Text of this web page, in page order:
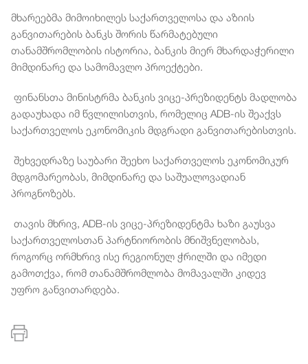
მხარეებმა მიმოიხილეს საქართველოსა და აზიის
განვითარების ბანკს შორის წარმატებული
თანამშრომლობის ისტორია, ბანკის მიერ მხარდაჭერილი
მიმდინარე და სამომავლო პროექტები.
ფინანსთა მინისტრმა ბანკის ვიცე-პრეზიდენტს მადლობა
გადაუხადა იმ წვლილისთვის, რომელიც ADB-ის შეაქვს
საქართველოს ეკონომიკის მდგრადი განვითარებისთვის.
შეხვედრაზე საუბარი შეეხო საქართველოს ეკონომიკურ
მდგომარეობას, მიმდინარე და საშუალოვადიან
პროგნოზებს.
თავის მხრივ, ADB-ის ვიცე-პრეზიდენტმა ხაზი გაუსვა
საქართველოსთან პარტნიორობის მნიშვნელობას,
როგორც ორმხრივ ისე რეგიონულ ჭრილში და იმედი
გამოთქვა, რომ თანამშრომლობა მომავალში კიდევ
უფრო განვითარდება.